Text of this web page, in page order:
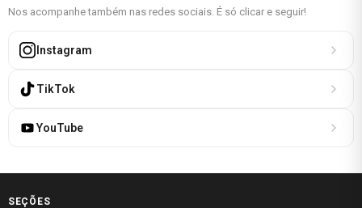
Nos acompanhe também nas redes sociais. É só clicar e seguir!
Instagram
TikTok
YouTube
SEÇÕES